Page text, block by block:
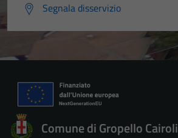
Segnala disservizio
Comune di Gropello Cairoli